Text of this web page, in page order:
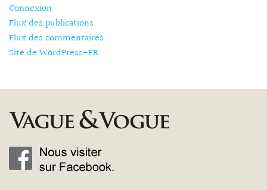
Connexion
Flux des publications
Flux des commentaires
Site de WordPress-FR